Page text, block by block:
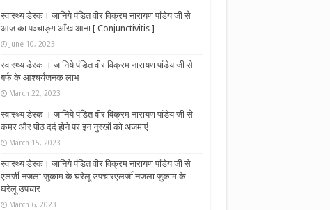
स्वास्थ्य डेस्क। जानिये पंडित वीर विक्रम नारायण पांडेय जी से
आज का पञ्चाङ्ग आँख आना [ Conjunctivitis ]
June 10, 2023
स्वास्थ्य डेस्क । जानिये पंडित वीर विक्रम नारायण पांडेय जी से
बर्फ के आश्चर्यजनक लाभ
March 22, 2023
स्वास्थ्य डेस्क । जानिये पंडित वीर विक्रम नारायण पांडेय जी से
कमर और पीठ दर्द होने पर इन नुस्‍खों को अजमाएं
March 15, 2023
स्वास्थ्य डेस्क। जानिये पंडित वीर विक्रम नारायण पांडेय जी से
एलर्जी नजला जुकाम के घरेलू उपचारएलर्जी नजला जुकाम के
घरेलू उपचार
March 6, 2023